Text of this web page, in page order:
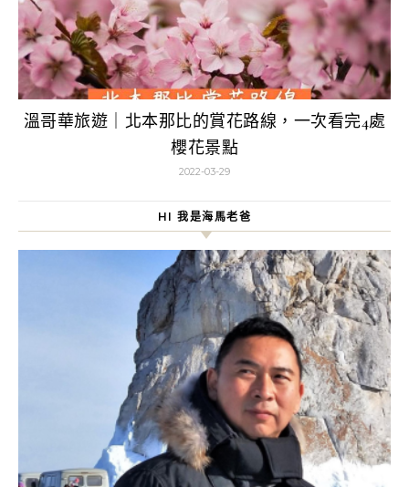
溫哥華旅遊｜北本那比的賞花路線，一次看完4處
櫻花景點
2022-03-29
HI 我是海馬老爸